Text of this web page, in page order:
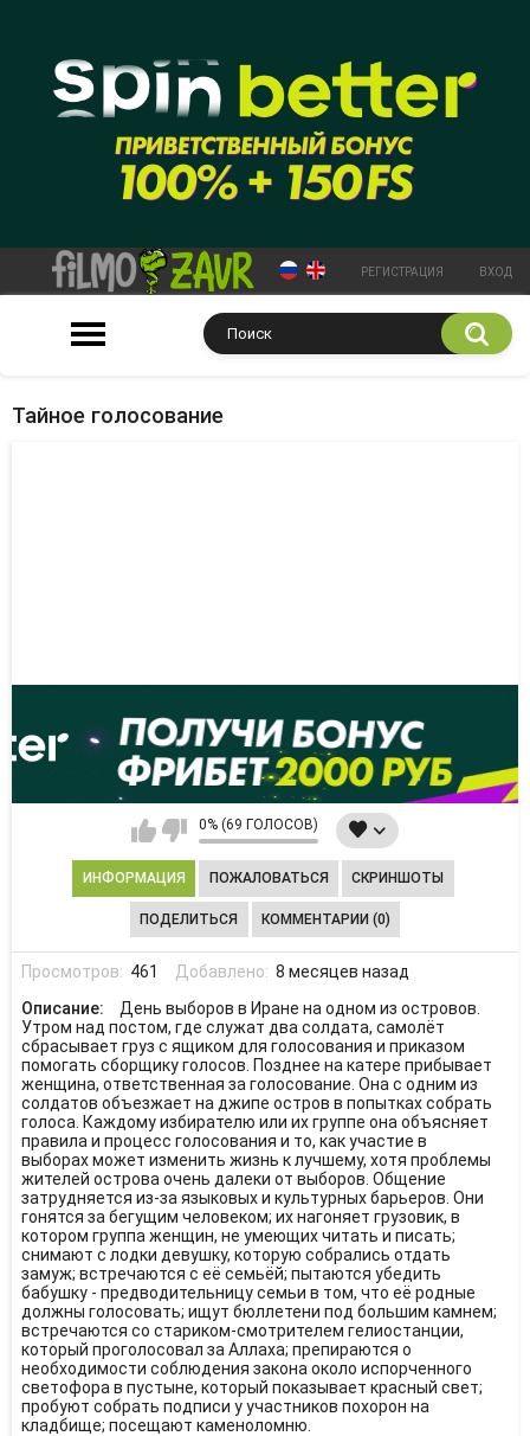
РЕГИСТРАЦИЯ ВХОД
Тайное голосование
0% (69 ГОЛОСОВ)
ИНФОРМАЦИЯ ПОЖАЛОВАТЬСЯ СКРИНШОТЫ
ПОДЕЛИТЬСЯ КОММЕНТАРИИ (0)
Просмотров: 461 Добавлено: 8 месяцев назад
Описание:
День выборов в Иране на одном из островов.
Утром над постом, где служат два солдата, самолёт
сбрасывает груз с ящиком для голосования и приказом
помогать сборщику голосов. Позднее на катере прибывает
женщина, ответственная за голосование. Она с одним из
солдатов объезжает на джипе остров в попытках собрать
голоса. Каждому избирателю или их группе она объясняет
правила и процесс голосования и то, как участие в
выборах может изменить жизнь к лучшему, хотя проблемы
жителей острова очень далеки от выборов. Общение
затрудняется из-за языковых и культурных барьеров. Они
гонятся за бегущим человеком; их нагоняет грузовик, в
котором группа женщин, не умеющих читать и писать;
снимают с лодки девушку, которую собрались отдать
замуж; встречаются с её семьёй; пытаются убедить
бабушку - предводительницу семьи в том, что её родные
должны голосовать; ищут бюллетени под большим камнем;
встречаются со стариком-смотрителем гелиостанции,
который проголосовал за Аллаха; препираются о
необходимости соблюдения закона около испорченного
светофора в пустыне, который показывает красный свет;
пробуют собрать подписи у участников похорон на
кладбище; посещают каменоломню.